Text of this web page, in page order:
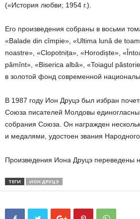
(«История любви; 1954 г.).
Его произведения собраны в восьми
«Balade din cîmpie», «Ultima lună de
noastre», «Clopotnița», «Horodiște»,
pămînt», «Biserica albă», «Toiagul
в золотой фонд современной
В 1987 году Ион Друцэ был избран
Союза писателей Молдовы
собрания Союза. Он награжден
и медалями, удостоен звания Народного
Произведения Иона Друцэ переведены
ТЕГИ ИОН ДРУЦЭ